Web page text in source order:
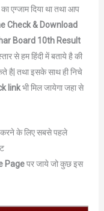
का एग्जाम दिया था तथा आप
Check & Download
Board 10th Result
से हम हिंदी में बताये है की
है| तथा इसके साथ ही निचे
linkभी मिल जायेगा जहा से
करने के लिए सबसे पहले
Pageपर जाये जो कुछ इस